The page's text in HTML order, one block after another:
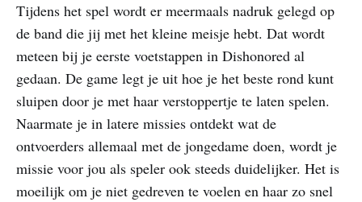
Tijdens het spel wordt er meermaals nadruk gelegd op
de band die jij met het kleine meisje hebt. Dat wordt
meteen bij je eerste voetstappen in Dishonored al
gedaan. De game legt je uit hoe je het beste rond kunt
sluipen door je met haar verstoppertje te laten spelen.
Naarmate je in latere missies ontdekt wat de
ontvoerders allemaal met de jongedame doen, wordt je
missie voor jou als speler ook steeds duidelijker. Het is
moeilijk om je niet gedreven te voelen en haar zo snel